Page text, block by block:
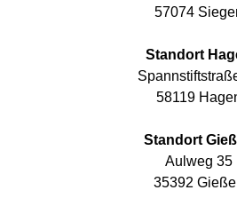
57074
Standort
58119
Standort
Aulweg 35
35392